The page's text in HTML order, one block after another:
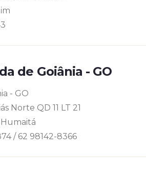
de Goiânia - GO
- GO
Norte QD 11 LT 21
/ 62 98142-8366